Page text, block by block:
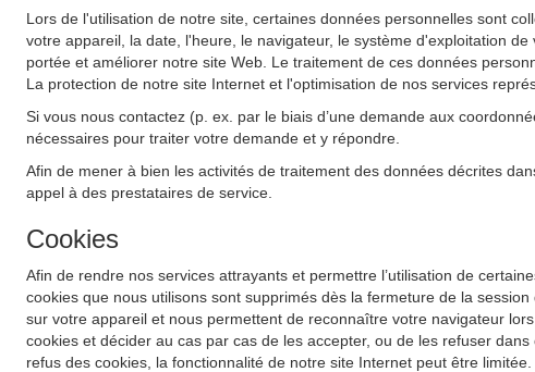
Lors de l'utilisation de notre site, certaines données personnelles sont
votre appareil, la date, l'heure, le navigateur, le système d'exploitation
portée et améliorer notre site Web. Le traitement de ces données
La protection de notre site Internet et l'optimisation de nos services
Si vous nous contactez (p. ex. par le biais d’une demande aux
nécessaires pour traiter votre demande et y répondre.
Afin de mener à bien les activités de traitement des données décrites
appel à des prestataires de service.
Cookies
Afin de rendre nos services attrayants et permettre l’utilisation de
cookies que nous utilisons sont supprimés dès la fermeture de la
sur votre appareil et nous permettent de reconnaître votre navigateur
cookies et décider au cas par cas de les accepter, ou de les refuser
refus des cookies, la fonctionnalité de notre site Internet peut être